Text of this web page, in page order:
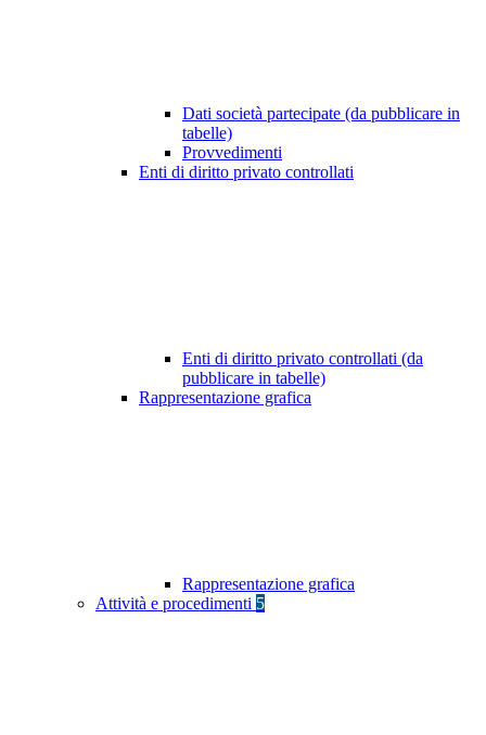
Dati società partecipate (da pubblicare in
tabelle)
Provvedimenti
Enti di diritto privato controllati
Enti di diritto privato controllati (da
pubblicare in tabelle)
Rappresentazione grafica
Rappresentazione grafica
Attività e procedimenti 5